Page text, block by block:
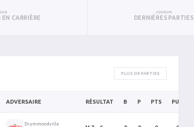
CARRIÈRE
JOUEUR
DERNIÈRES PARTIES
PLUS DE PARTIES
ADVERSAIRE RÉSULTAT B P PTS PUN
Drummondville